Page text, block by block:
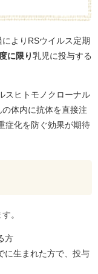
よりRSウイルス定期
に限り乳児に投与する
スヒトモノクローナル
体内に抗体を直接注
症化を防ぐ効果が期待
。
方
に生まれた方で、投与